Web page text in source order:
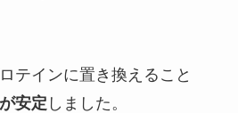
テインに置き換えること
安定 しました。